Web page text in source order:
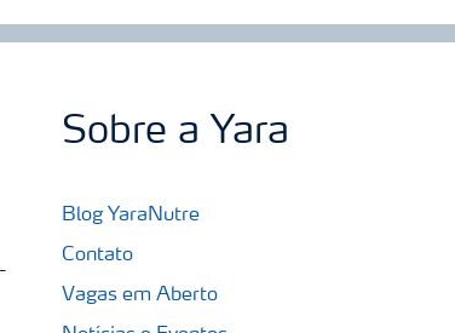
Sobre a Yara
Blog YaraNutre
Contato
Vagas em Aberto